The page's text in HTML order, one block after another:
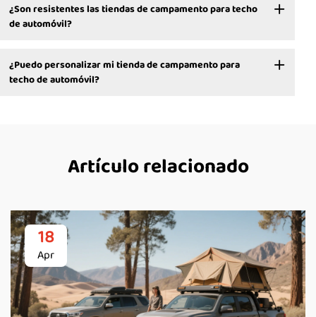
¿Son resistentes las tiendas de campamento para techo
de automóvil?
¿Puedo personalizar mi tienda de campamento para
techo de automóvil?
Artículo relacionado
18
Apr